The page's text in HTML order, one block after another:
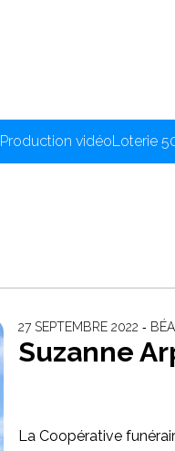
Production vidéoLoterie
27 SEPTEMBRE 2022 ‐
Suzanne
La Coopérative